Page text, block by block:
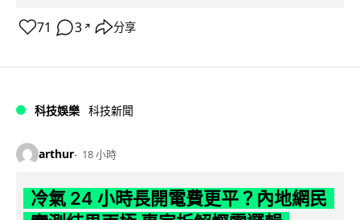
71 3 ↗ 分享
科技娛樂 科技新聞
arthur 18 小時
冷氣 24 小時長開電費更平？內地網民